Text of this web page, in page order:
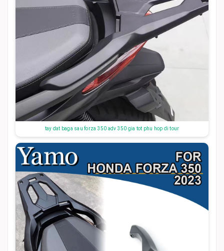
tay dat baga sau forza 350 adv 350 gia tot phu hop di tour